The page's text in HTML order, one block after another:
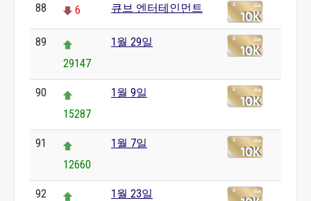
88 6 큐브 엔터테인먼트
89
29147
1월 29일
90
15287
1월 9일
91
12660
1월 7일
92
1월 23일